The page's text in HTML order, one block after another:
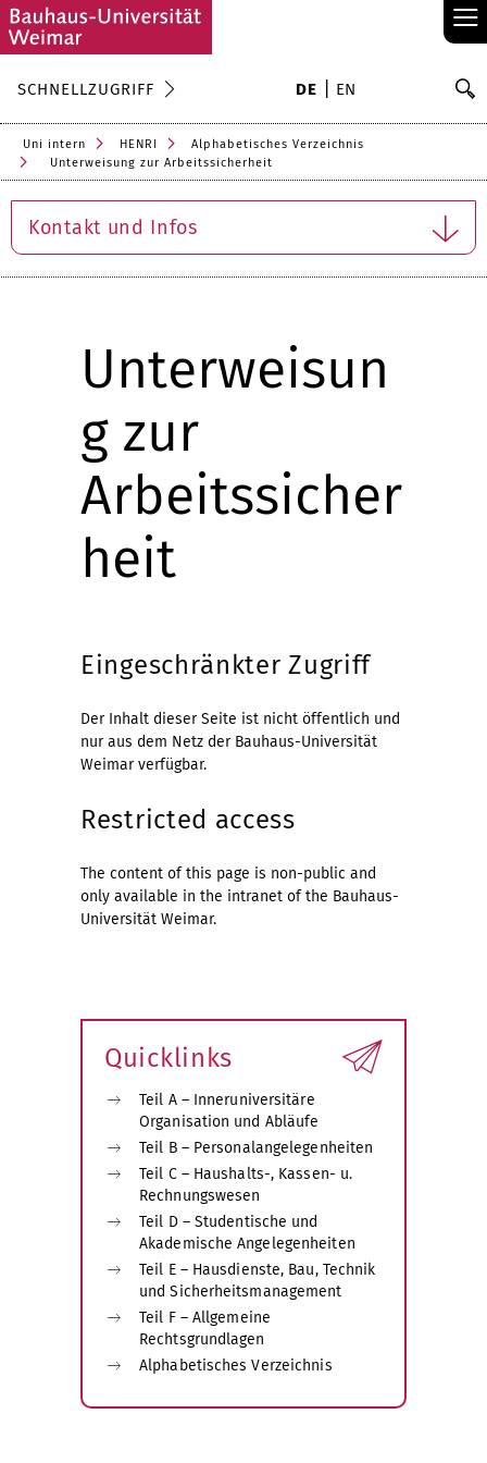
≡
SCHNELLZUGRIFF DE EN
Uni intern HENRI
Alphabetisches Verzeichnis
Unterweisung zur Arbeitssicherheit
Kontakt und Infos
Unterweisun
g zur
Arbeitssicher
heit
Eingeschränkter Zugriff
Der Inhalt dieser Seite ist nicht öffentlich und
nur aus dem Netz der Bauhaus-Universität
Weimar verfügbar.
Restricted access
The content of this page is non-public and
only available in the intranet of the Bauhaus-
Universität Weimar.
Quicklinks
Teil A – Inneruniversitäre
Organisation und Abläufe
Teil B – Personalangelegenheiten
Teil C – Haushalts-, Kassen- u.
Rechnungswesen
Teil D – Studentische und
Akademische Angelegenheiten
Teil E – Hausdienste, Bau, Technik
und Sicherheitsmanagement
Teil F – Allgemeine
Rechtsgrundlagen
Alphabetisches Verzeichnis